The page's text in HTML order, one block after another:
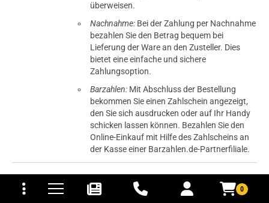
0
und Versandkosten
überweisen.
Nachnahme: Bei der Zahlung per Nachnahme
bezahlen Sie den Betrag bequem bei
Lieferung der Ware an den Zusteller. Dies
bietet eine einfache und sichere
Zahlungsoption.
Barzahlen: Mit Abschluss der Bestellung
bekommen Sie einen Zahlschein angezeigt,
den Sie sich ausdrucken oder auf Ihr Handy
schicken lassen können. Bezahlen Sie den
Online-Einkauf mit Hilfe des Zahlscheins an
der Kasse einer Barzahlen.de-Partnerfiliale.
Europäischen Fonds für regionale
Entwicklung kofinanziert.